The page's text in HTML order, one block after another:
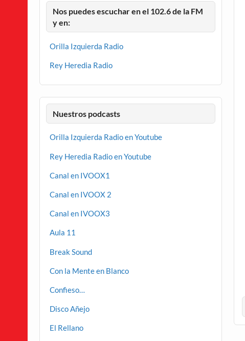
Nos puedes escuchar en el 102.6 de la FM
y en:
Orilla Izquierda Radio
Rey Heredia Radio
Nuestros podcasts
Orilla Izquierda Radio en Youtube
Rey Heredia Radio en Youtube
Canal en IVOOX1
Canal en IVOOX 2
Canal en IVOOX3
Aula 11
Break Sound
Con la Mente en Blanco
Confieso…
Disco Añejo
El Rellano